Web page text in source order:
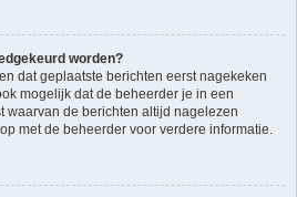
worden?
dat geplaatste berichten eerst nagekeken
mogelijk dat de beheerder je in een
waarvan de berichten altijd nagelezen
met de beheerder voor verdere informatie.